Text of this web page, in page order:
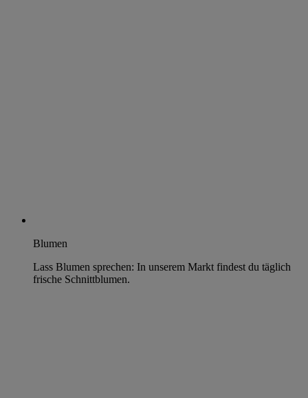
Blumen
Lass Blumen sprechen: In unserem Markt findest du täglich
frische Schnittblumen.